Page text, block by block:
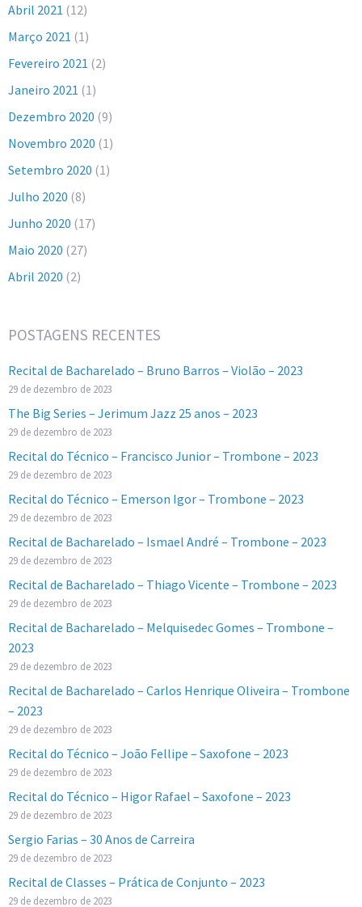
Abril 2021 (12)
Março 2021 (1)
Fevereiro 2021 (2)
Janeiro 2021 (1)
Dezembro 2020 (9)
Novembro 2020 (1)
Setembro 2020 (1)
Julho 2020 (8)
Junho 2020 (17)
Maio 2020 (27)
Abril 2020 (2)
POSTAGENS RECENTES
Recital de Bacharelado – Bruno Barros – Violão – 2023
29 de dezembro de 2023
The Big Series – Jerimum Jazz 25 anos – 2023
29 de dezembro de 2023
Recital do Técnico – Francisco Junior – Trombone – 2023
29 de dezembro de 2023
Recital do Técnico – Emerson Igor – Trombone – 2023
29 de dezembro de 2023
Recital de Bacharelado – Ismael André – Trombone – 2023
29 de dezembro de 2023
Recital de Bacharelado – Thiago Vicente – Trombone – 2023
29 de dezembro de 2023
Recital de Bacharelado – Melquisedec Gomes – Trombone –
2023
29 de dezembro de 2023
Recital de Bacharelado – Carlos Henrique Oliveira – Trombone
– 2023
29 de dezembro de 2023
Recital do Técnico – João Fellipe – Saxofone – 2023
29 de dezembro de 2023
Recital do Técnico – Higor Rafael – Saxofone – 2023
29 de dezembro de 2023
Sergio Farias – 30 Anos de Carreira
29 de dezembro de 2023
Recital de Classes – Prática de Conjunto – 2023
29 de dezembro de 2023